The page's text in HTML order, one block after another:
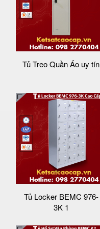
Tủ Treo Quần Áo uy tín
Tủ Locker BEMC 976-
3K 1